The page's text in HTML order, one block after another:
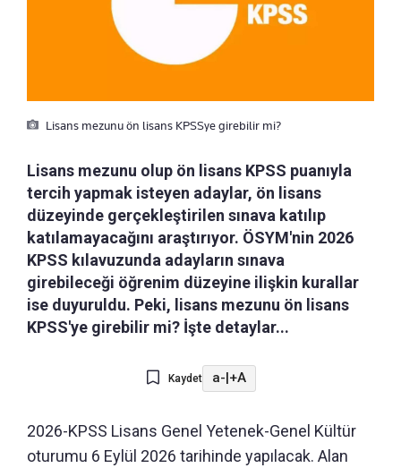
Lisans mezunu ön lisans KPSSye girebilir mi?
Lisans mezunu olup ön lisans KPSS puanıyla
tercih yapmak isteyen adaylar, ön lisans
düzeyinde gerçekleştirilen sınava katılıp
katılamayacağını araştırıyor. ÖSYM'nin 2026
KPSS kılavuzunda adayların sınava
girebileceği öğrenim düzeyine ilişkin kurallar
ise duyuruldu. Peki, lisans mezunu ön lisans
KPSS'ye girebilir mi? İşte detaylar...
Kaydet a- +A
2026-KPSS Lisans Genel Yetenek-Genel Kültür
oturumu 6 Eylül 2026 tarihinde yapılacak. Alan